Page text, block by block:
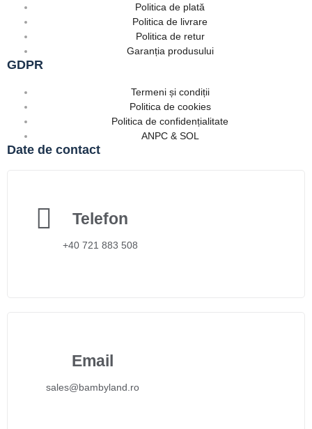
Politica de plată
Politica de livrare
Politica de retur
Garanția produsului
GDPR
Termeni și condiții
Politica de cookies
Politica de confidențialitate
ANPC & SOL
Date de contact
Telefon
+40 721 883 508
Email
sales@bambyland.ro​